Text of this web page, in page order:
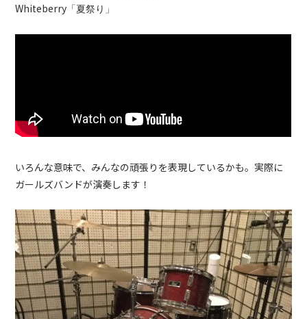
Whiteberry 「夏祭り」
いろんな意味で、みんなの頑張りを表現しているかも。実際に
ガールズバンドが演奏します！